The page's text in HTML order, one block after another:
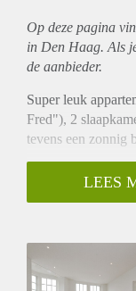
Op deze pagina
in Den Haag. Als
de aanbieder.
Super leuk
Fred"), 2
tevens een zonnig
Entree via een
badkamer
Het appartement
LEES